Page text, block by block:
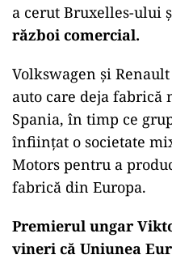
a cerut Bruxelles-ului
război comercial.
Volkswagen şi
auto care deja fabrică
Spania, în timp ce
înfiinţat o societate
Motors pentru a
fabrică din Europa.
Premierul ungar
vineri că Uniunea